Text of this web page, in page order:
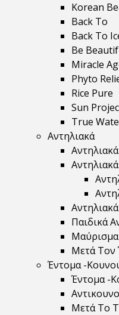
Korean
Back To
Back To
Be
Miracle
Phyto
Rice Pure
Sun
True
Αντηλιακά
Αντηλιακά
Παιδικά
Μαύρισμα
Mετά Τον
Έντομα -
Έντομα -
Μετά Το